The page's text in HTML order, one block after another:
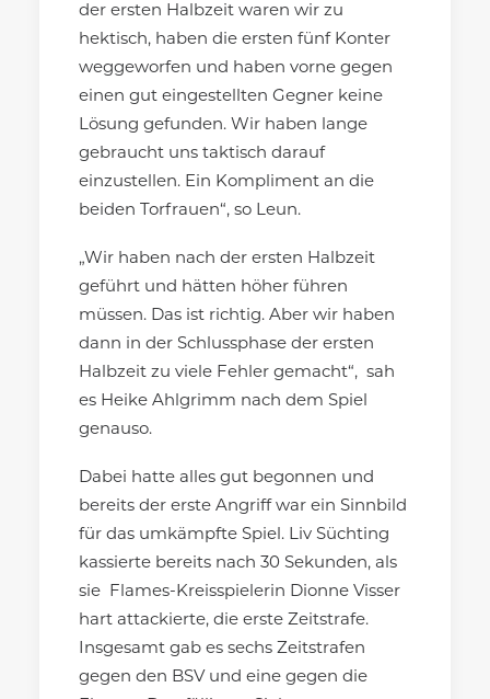
der ersten Halbzeit waren wir zu
hektisch, haben die ersten fünf Konter
weggeworfen und haben vorne gegen
einen gut eingestellten Gegner keine
Lösung gefunden. Wir haben lange
gebraucht uns taktisch darauf
einzustellen. Ein Kompliment an die
beiden Torfrauen“, so Leun.
„Wir haben nach der ersten Halbzeit
geführt und hätten höher führen
müssen. Das ist richtig. Aber wir haben
dann in der Schlussphase der ersten
Halbzeit zu viele Fehler gemacht“, sah
es Heike Ahlgrimm nach dem Spiel
genauso.
Dabei hatte alles gut begonnen und
bereits der erste Angriff war ein Sinnbild
für das umkämpfte Spiel. Liv Süchting
kassierte bereits nach 30 Sekunden, als
sie Flames-Kreisspielerin Dionne Visser
hart attackierte, die erste Zeitstrafe.
Insgesamt gab es sechs Zeitstrafen
gegen den BSV und eine gegen die